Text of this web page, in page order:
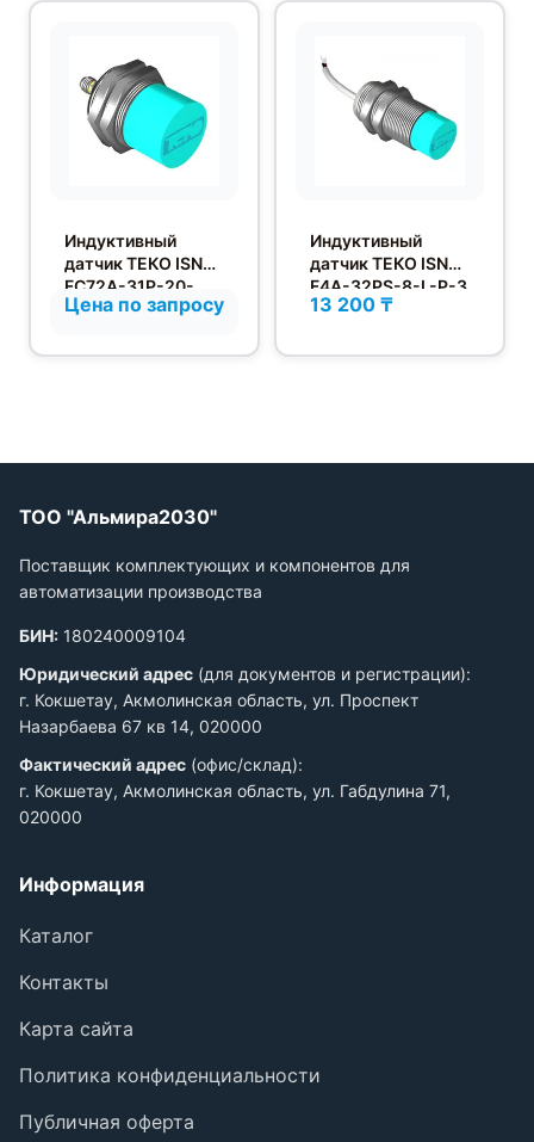
Индуктивный
датчик ТЕКО ISN
FC72A-31P-20-
LS402
Цена по запросу
Индуктивный
датчик ТЕКО ISN
F4A-32PS-8-L-P-3
13 200 ₸
ТОО "Альмира2030"
Поставщик комплектующих и компонентов для
автоматизации производства
БИН: 180240009104
Юридический адрес (для документов и регистрации):
г. Кокшетау, Акмолинская область, ул. Проспект
Назарбаева 67 кв 14, 020000
Фактический адрес (офис/склад):
г. Кокшетау, Акмолинская область, ул. Габдулина 71,
020000
Информация
Каталог
Контакты
Карта сайта
Политика конфиденциальности
Публичная оферта